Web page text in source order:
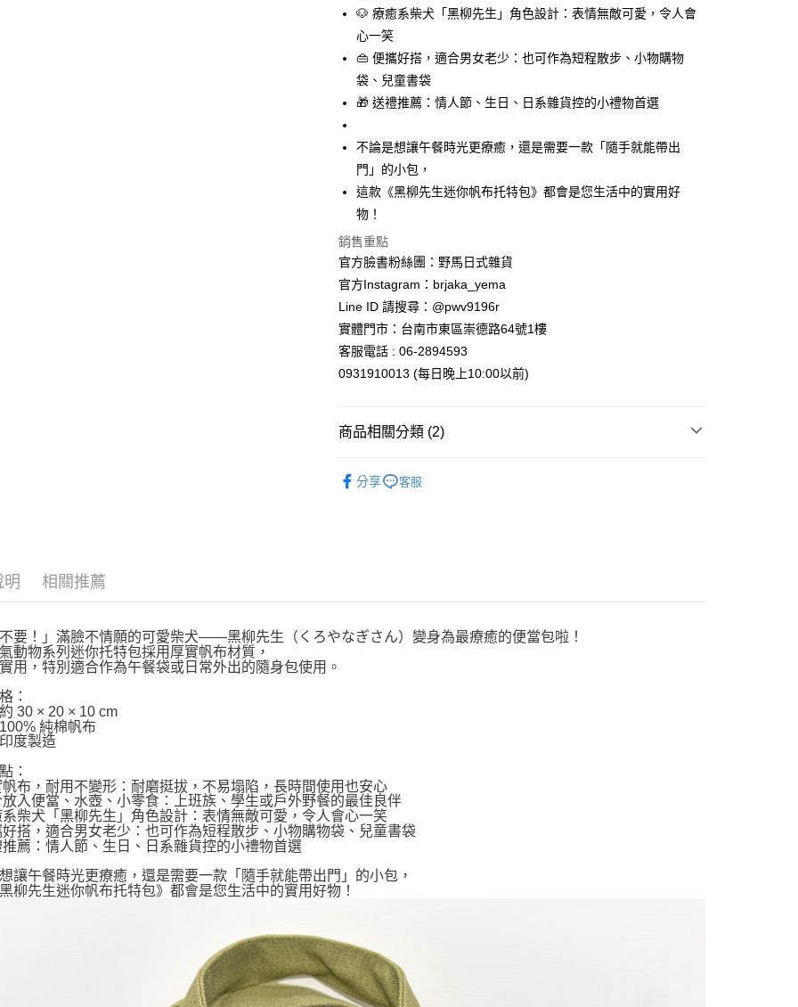
每筆NT$65，滿NT$999(含以上)免運費
付款後全家取貨
每筆NT$65，滿NT$999(含以上)免運費
7-11取貨付款
每筆NT$65，滿NT$999(含以上)免運費
付款後7-11取貨
每筆NT$65，滿NT$999(含以上)免運費
宅配
每筆NT$100，滿NT$999(含以上)免運費
🐶 療癒系柴犬「黑柳先生」角色設計：表情無敵可愛，令人會
心一笑
👜 便攜好搭，適合男女老少：也可作為短程散步、小物購物
袋、兒童書袋
🎁 送禮推薦：情人節、生日、日系雜貨控的小禮物首選
不論是想讓午餐時光更療癒，還是需要一款「隨手就能帶出
門」的小包，
這款《黑柳先生迷你帆布托特包》都會是您生活中的實用好
物！
銷售重點
官方臉書粉絲團：野馬日式雜貨
官方Instagram：brjaka_yema
Line ID 請搜尋：@pwv9196r
實體門市：台南市東區崇德路64號1樓
客服電話 : 06-2894593
0931910013 (每日晚上10:00以前)
商品相關分類 (2)
分享 客服
明 相關推薦
要！」滿臉不情願的可愛柴犬——黑柳先生（くろやなぎさん）變身為最療癒的便當包啦！
動物系列迷你托特包採用厚實帆布材質，
用，特別適合作為午餐袋或日常外出的隨身包使用。
：
30 × 20 × 10 cm
純棉帆布
度製造
：
布，耐用不變形：耐磨挺拔，不易塌陷，長時間使用也安心
入便當、水壺、小零食：上班族、學生或戶外野餐的最佳良伴
柴犬「黑柳先生」角色設計：表情無敵可愛，令人會心一笑
搭，適合男女老少：也可作為短程散步、小物購物袋、兒童書袋
薦：情人節、生日、日系雜貨控的小禮物首選
讓午餐時光更療癒，還是需要一款「隨手就能帶出門」的小包，
柳先生迷你帆布托特包》都會是您生活中的實用好物！